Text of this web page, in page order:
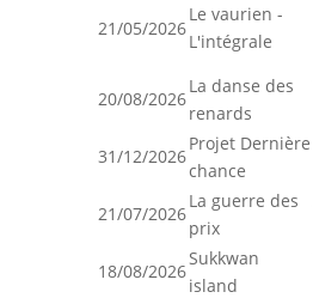
21/05/2026
Le vaurien -
L'intégrale
20/08/2026
La danse des
renards
31/12/2026
Projet Dernière
chance
21/07/2026
La guerre des
prix
18/08/2026
Sukkwan
island